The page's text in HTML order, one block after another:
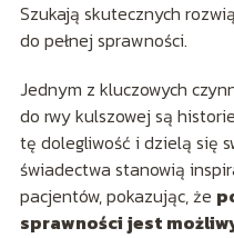
Szukają skutecznych
do pełnej sprawności.
Jednym z kluczowych
do rwy kulszowej są
tę dolegliwość i dzielą się
świadectwa stanowią
pacjentów, pokazując, że
sprawności jest